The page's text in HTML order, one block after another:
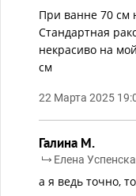
При ванне 70 см
Стандартная
некрасиво на
см
22 Марта 2025
Галина М.
Елена
а я ведь точно,